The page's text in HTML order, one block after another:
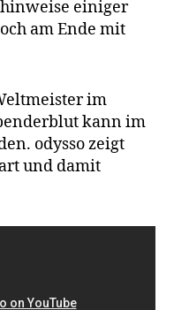
einiger
am Ende mit
im
kann im
odysso zeigt
und damit